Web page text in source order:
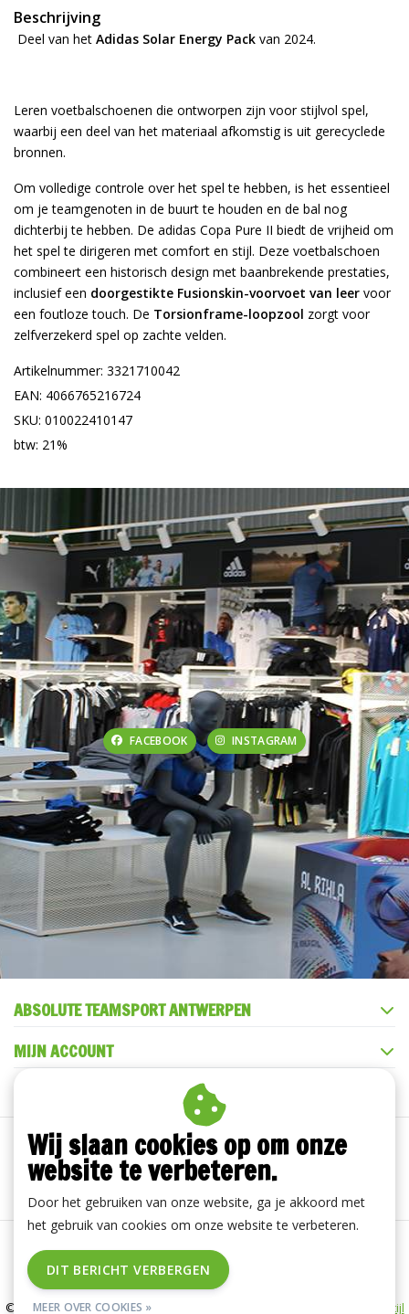
Beschrijving
Deel van het Adidas Solar Energy Pack van 2024.
Leren voetbalschoenen die ontworpen zijn voor stijlvol spel,
waarbij een deel van het materiaal afkomstig is uit gerecyclede
bronnen.
Om volledige controle over het spel te hebben, is het essentieel
om je teamgenoten in de buurt te houden en de bal nog
dichterbij te hebben. De adidas Copa Pure II biedt de vrijheid om
het spel te dirigeren met comfort en stijl. Deze voetbalschoen
combineert een historisch design met baanbrekende prestaties,
inclusief een doorgestikte Fusionskin-voorvoet van leer voor
een foutloze touch. De Torsionframe-loopzool zorgt voor
zelfverzekerd spel op zachte velden.
Artikelnummer: 3321710042
EAN: 4066765216724
SKU: 010022410147
btw: 21%
FACEBOOK INSTAGRAM
ABSOLUTE TEAMSPORT ANTWERPEN
MIJN ACCOUNT
Algemene voorwaarden | Disclaimer
RSS Feed
© Copyright 2026 - ABSOLUTE TEAMSPORT ANTWERPEN | Realisatie InStijl
Wij slaan cookies op om onze
website te verbeteren.
Door het gebruiken van onze website, ga je akkoord met
het gebruik van cookies om onze website te verbeteren.
DIT BERICHT VERBERGEN
MEER OVER COOKIES »